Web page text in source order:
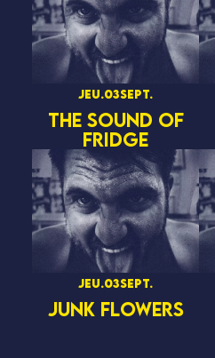
jeu.03sept.
THE SOUND OF
FRIDGE
jeu.03sept.
JUNK FLOWERS